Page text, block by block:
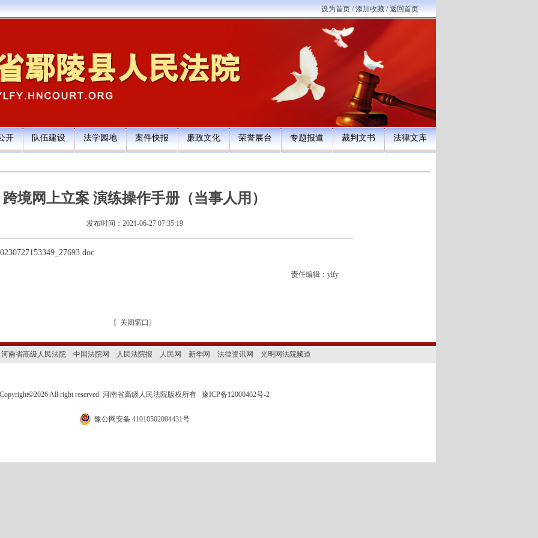
设为首页/添加收藏/返回首页
开 队伍建设 法学园地 案件快报 廉政文化 荣誉展台 专题报道 裁判文书 法律文库
跨境网上立案 演练操作手册（当事人用）
发布时间：2021-06-27 07:35:19
责任编辑：ylfy
〖 关闭窗口 〗
河南省高级人民法院 中国法院网 人民法院报 人民网 新华网 法律资讯网 光明网法院频道
Copyright©2026 All right reserved 河南省高级人民法院版权所有 豫ICP备12000402号-2
豫公网安备 41010502004431号